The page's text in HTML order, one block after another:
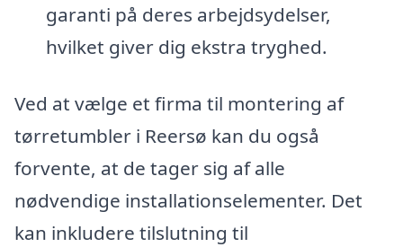
garanti på deres arbejdsydelser,
hvilket giver dig ekstra tryghed.
Ved at vælge et firma til montering af
tørretumbler i Reersø kan du også
forvente, at de tager sig af alle
nødvendige installationselementer. Det
kan inkludere tilslutning til